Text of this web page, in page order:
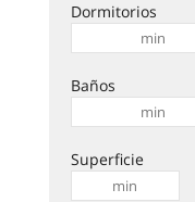
Dormitorios
Baños
Superficie